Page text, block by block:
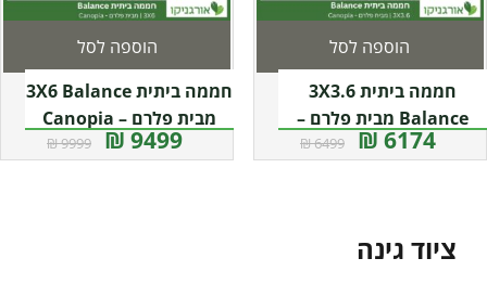
חממה ביתית 3X3.6
Balance מבית פלרם –
Canopia
6174 ₪
6499 ₪
הוספה לסל
חממה ביתית 3X6 Balance
מבית פלרם – Canopia
9499 ₪
9999 ₪
הוספה לסל
ציוד גינה